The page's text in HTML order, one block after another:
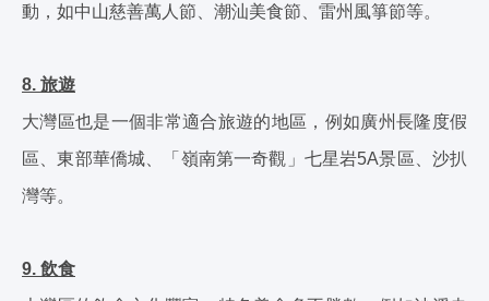
動，如中山慈善萬人節、潮汕美食節、雷州風箏節等。
8. 旅遊
大灣區也是一個非常適合旅遊的地區，例如廣州長隆度假
區、東部華僑城、「嶺南第一奇觀」七星岩5A景區、沙扒
灣等。
9. 飲食